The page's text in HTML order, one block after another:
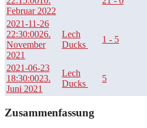
Februar 2022
2021-11-26
22:30:0026.
November
2021
Lech
Ducks
1 - 5
2021-06-23
18:30:0023.
Juni 2021
Lech
Ducks
5
Zusammenfassung